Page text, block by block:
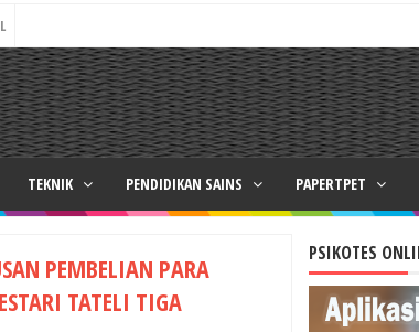
TEKNIK PENDIDIKAN SAINS PAPERTPET
PEMBELIAN PARA
TATELI TIGA
PSIKOTES